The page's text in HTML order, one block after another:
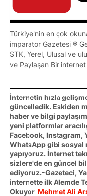
Türkiye'nin en çok
imparator Gazetesi ®
STK, Yerel, Ulusal ve
ve Paylaşan Bir
İnternetin hızla
güncelledik. Eskiden
haber ve bilgi
yeni platformlar
Facebook, Instagram,
WhatsApp gibi sosyal
yapıyoruz. İnternet
sizlere'de en güncel
ediyoruz.-Gazeteci,
internette ilk Alemde
Okuyor Mehmet Ali